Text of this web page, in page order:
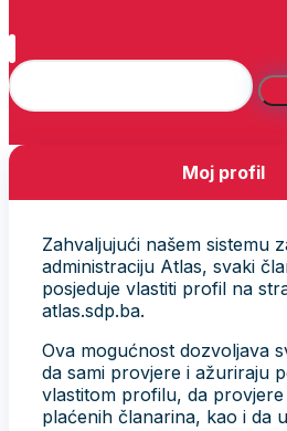
Moj profil
Zahvaljujući našem sistemu
administraciju Atlas, svaki
posjeduje vlastiti profil na
atlas.sdp.ba.
Ova mogućnost dozvoljava
da sami provjere i ažuriraju
vlastitom profilu, da provjere
plaćenih članarina, kao i da